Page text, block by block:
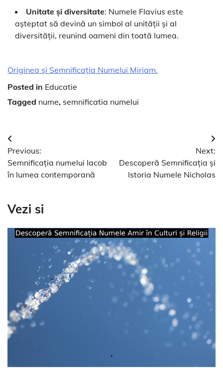
Unitate și diversitate: Numele Flavius este
așteptat să devină un simbol al unității și al
diversității, reunind oameni din toată lumea.
Originea și Semnificația Numelui Miriam.
Posted in Educatie
Tagged nume, semnificatia numelui
Navigare
în
articole
Previous:
Semnificația numelui Iacob
în lumea contemporană
Next:
Descoperă Semnificația și
Istoria Numele Nicholas
Vezi si